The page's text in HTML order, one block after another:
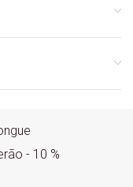
- 10 %